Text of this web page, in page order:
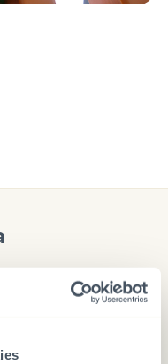
Vårt arbete för att
för barnen i